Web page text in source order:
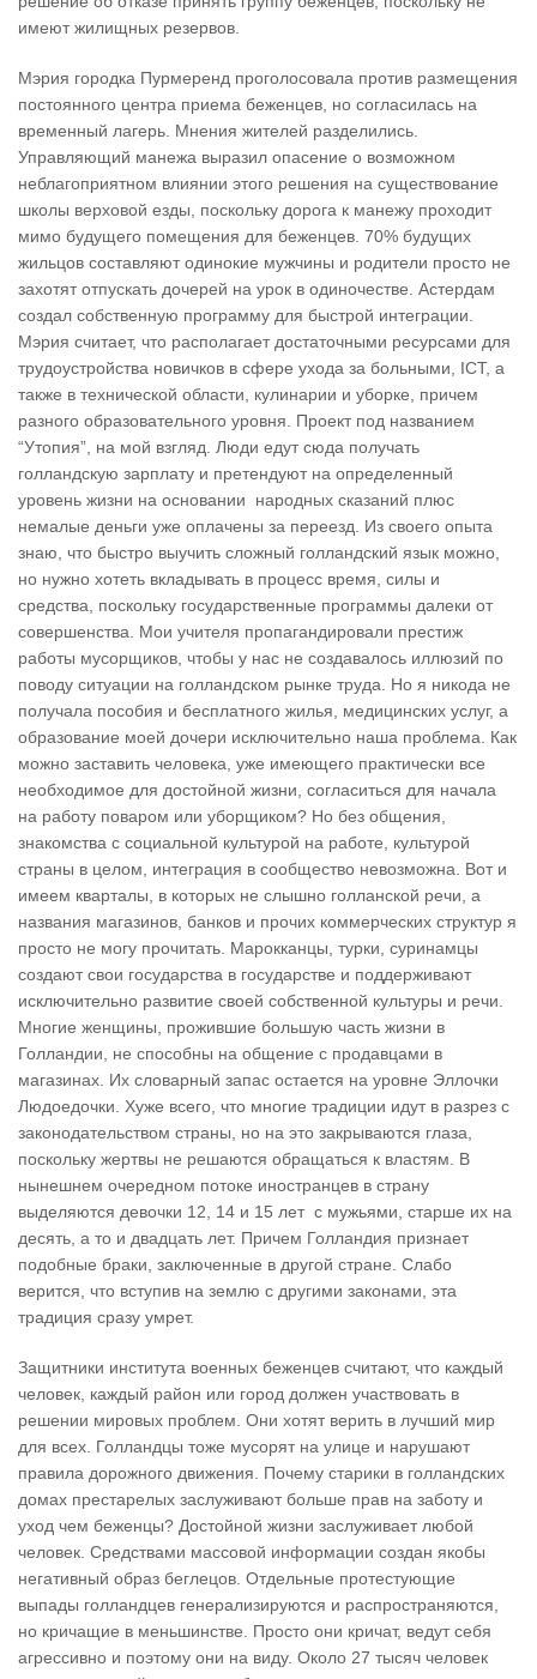
имеют жилищных резервов.
Мэрия городка Пурмеренд проголосовала против размещения
постоянного центра приема беженцев, но согласилась на
временный лагерь. Мнения жителей разделились.
Управляющий манежа выразил опасение о возможном
неблагоприятном влиянии этого решения на существование
школы верховой езды, поскольку дорога к манежу проходит
мимо будущего помещения для беженцев. 70% будущих
жильцов составляют одинокие мужчины и родители просто не
захотят отпускать дочерей на урок в одиночестве. Астердам
создал собственную программу для быстрой интеграции.
Мэрия считает, что располагает достаточными ресурсами для
трудоустройства новичков в сфере ухода за больными, ICT, а
также в технической области, кулинарии и уборке, причем
разного образовательного уровня. Проект под названием
“Утопия”, на мой взгляд. Люди едут сюда получать
голландскую зарплату и претендуют на определенный
уровень жизни на основании народных сказаний плюс
немалые деньги уже оплачены за переезд. Из своего опыта
знаю, что быстро выучить сложный голландский язык можно,
но нужно хотеть вкладывать в процесс время, силы и
средства, поскольку государственные программы далеки от
совершенства. Мои учителя пропагандировали престиж
работы мусорщиков, чтобы у нас не создавалось иллюзий по
поводу ситуации на голландском рынке труда. Но я никода не
получала пособия и бесплатного жилья, медицинских услуг, а
образование моей дочери исключительно наша проблема. Как
можно заставить человека, уже имеющего практически все
необходимое для достойной жизни, согласиться для начала
на работу поваром или уборщиком? Но без общения,
знакомства с социальной культурой на работе, культурой
страны в целом, интеграция в сообщество невозможна. Вот и
имеем кварталы, в которых не слышно голланской речи, а
названия магазинов, банков и прочих коммерческих структур я
просто не могу прочитать. Марокканцы, турки, суринамцы
создают свои государства в государстве и поддерживают
исключительно развитие своей собственной культуры и речи.
Многие женщины, прожившие большую часть жизни в
Голландии, не способны на общение с продавцами в
магазинах. Их словарный запас остается на уровне Эллочки
Людоедочки. Хуже всего, что многие традиции идут в разрез с
законодательством страны, но на это закрываются глаза,
поскольку жертвы не решаются обращаться к властям. В
нынешнем очередном потоке иностранцев в страну
выделяются девочки 12, 14 и 15 лет с мужьями, старше их на
десять, а то и двадцать лет. Причем Голландия признает
подобные браки, заключенные в другой стране. Слабо
верится, что вступив на землю с другими законами, эта
традиция сразу умрет.
Защитники института военных беженцев считают, что каждый
человек, каждый район или город должен участвовать в
решении мировых проблем. Они хотят верить в лучший мир
для всех. Голландцы тоже мусорят на улице и нарушают
правила дорожного движения. Почему старики в голландских
домах престарелых заслуживают больше прав на заботу и
уход чем беженцы? Достойной жизни заслуживает любой
человек. Средствами массовой информации создан якобы
негативный образ беглецов. Отдельные протестующие
выпады голландцев генерализируются и распространяются,
но кричащие в меньшинстве. Просто они кричат, ведут себя
агрессивно и поэтому они на виду. Около 27 тысяч человек